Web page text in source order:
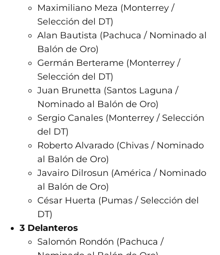
Maximiliano Meza (Monterrey /
Selección del DT)
Alan Bautista (Pachuca / Nominado al
Balón de Oro)
Germán Berterame (Monterrey /
Selección del DT)
Juan Brunetta (Santos Laguna /
Nominado al Balón de Oro)
Sergio Canales (Monterrey / Selección
del DT)
Roberto Alvarado (Chivas / Nominado
al Balón de Oro)
Javairo Dilrosun (América / Nominado
al Balón de Oro)
César Huerta (Pumas / Selección del
DT)
3 Delanteros
Salomón Rondón (Pachuca /